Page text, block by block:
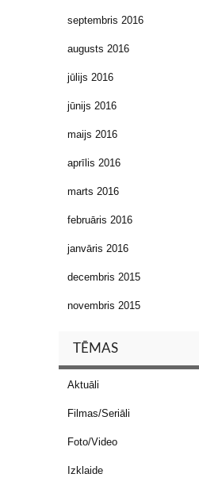
septembris 2016
augusts 2016
jūlijs 2016
jūnijs 2016
maijs 2016
aprīlis 2016
marts 2016
februāris 2016
janvāris 2016
decembris 2015
novembris 2015
TĒMAS
Aktuāli
Filmas/Seriāli
Foto/Video
Izklaide